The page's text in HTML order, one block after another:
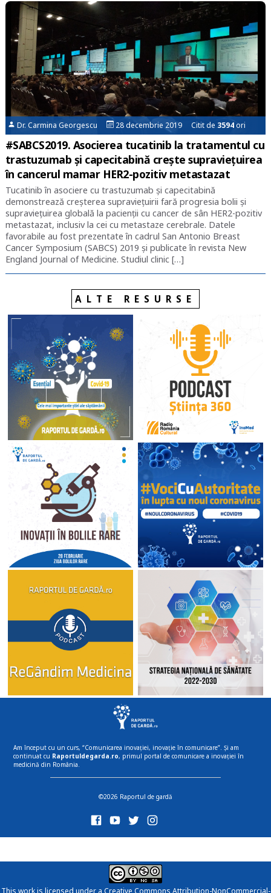
Dr. Carmina Georgescu 28 decembrie 2019 Citit de 3594ori
#SABCS2019. Asocierea tucatinib la tratamentul cu
trastuzumab și capecitabină crește supraviețuirea
în cancerul mamar HER2-pozitiv metastazat
Tucatinib în asociere cu trastuzumab și capecitabină
demonstrează creșterea supraviețuirii fară progresia bolii și
supraviețuirea globală la pacienții cu cancer de sân HER2-pozitiv
metastazat, inclusiv la cei cu metastaze cerebrale. Datele
favorabile au fost prezentate în cadrul San Antonio Breast
Cancer Symposium (SABCS) 2019 și publicate în revista New
England Journal of Medicine. Studiul clinic […]
ALTE RESURSE
Am început cu un curs, “Comunicarea inovației, inovație în comunicare”. Și am
continuat cu Raportuldegarda.ro, primul portal de comunicare a inovației în
medicină din România.
©2026 Raportul de gardă
This work is licensed under a Creative Commons Attribution-NonCommercial-